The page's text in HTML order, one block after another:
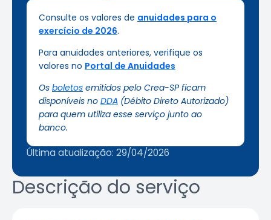
Descrição do serviço
Consulte os valores de anuidades para o
exercício de 2026.
Para anuidades anteriores, verifique os
valores no Portal de Anuidades
Os boletos emitidos pelo Crea-SP ficam
disponíveis no DDA (Débito Direto Autorizado)
para quem utiliza esse serviço junto ao
banco.
Última atualização: 29/04/2026